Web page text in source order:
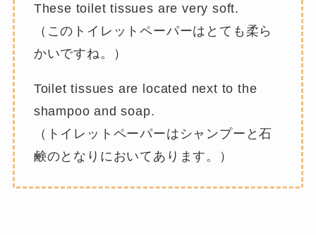
These toilet tissues are very soft.
（このトイレットペーパーはとても柔ら
かいですね。）
Toilet tissues are located next to the
shampoo and soap.
（トイレットペーパーはシャンプーと石
鹸のとなりにおいてあります。）